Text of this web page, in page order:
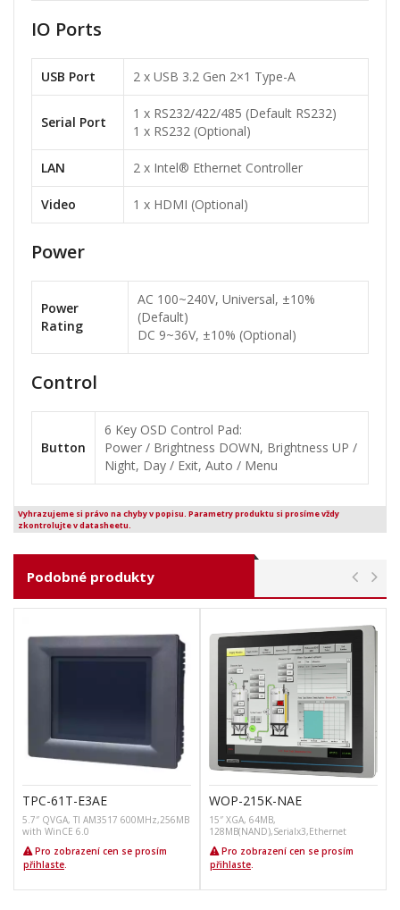
IO Ports
USB Port 2 x USB 3.2 Gen 2×1 Type-A
Serial Port
1 x RS232/422/485 (Default RS232)
1 x RS232 (Optional)
LAN 2 x Intel® Ethernet Controller
Video 1 x HDMI (Optional)
Power
Power
Rating
AC 100~240V, Universal, ±10%
(Default)
DC 9~36V, ±10% (Optional)
Control
Button
6 Key OSD Control Pad:
Power / Brightness DOWN, Brightness UP /
Night, Day / Exit, Auto / Menu
Vyhrazujeme si právo na chyby v popisu. Parametry produktu si prosíme vždy
zkontrolujte v datasheetu.
Podobné produkty
TPC-61T-E3AE
5.7″ QVGA, TI AM3517 600MHz,256MB
with WinCE 6.0
Pro zobrazení cen se prosím
přihlaste.
WOP-215K-NAE
15″ XGA, 64MB,
128MB(NAND),Serialx3,Ethernet
Pro zobrazení cen se prosím
přihlaste.